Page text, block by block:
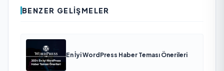
BENZER GELIŞMELER
En İyi WordPress Haber Teması Önerileri